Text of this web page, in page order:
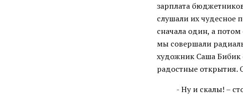
зарплата
слушали их чудесное
сначала один, а
мы совершали
художник Саша Бибик
радостные открытия.
- Ну и скалы! –